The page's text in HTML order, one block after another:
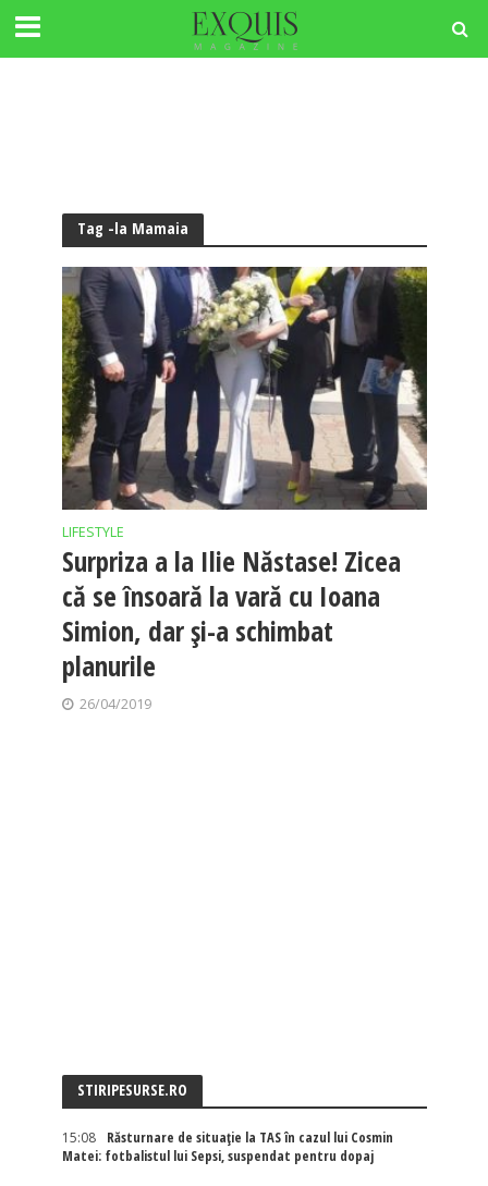
Tag -la Mamaia
LIFESTYLE
Surpriza a la Ilie Năstase! Zicea
că se însoară la vară cu Ioana
Simion, dar și-a schimbat
planurile
26/04/2019
STIRIPESURSE.RO
15:08
Răsturnare de situație la TAS în cazul lui Cosmin
Matei: fotbalistul lui Sepsi, suspendat pentru dopaj